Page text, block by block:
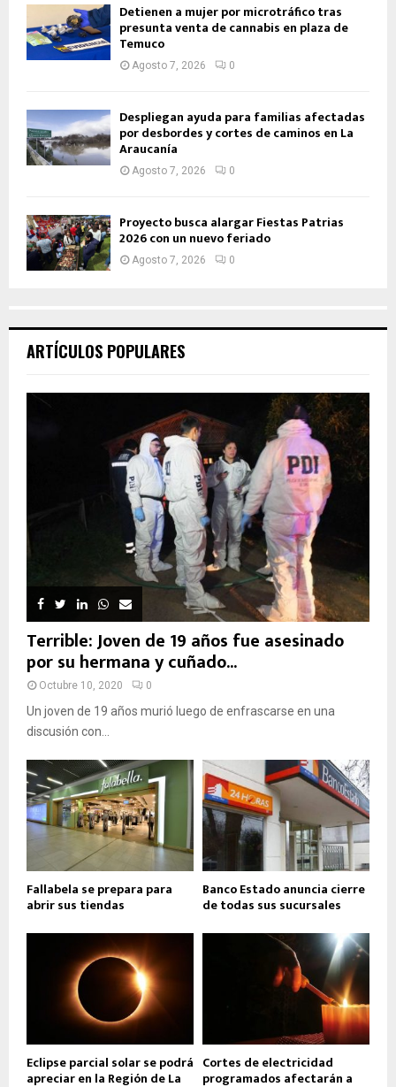
Detienen a mujer por microtráfico tras
presunta venta de cannabis en plaza de
Temuco
Agosto 7, 2026 0
Despliegan ayuda para familias afectadas
por desbordes y cortes de caminos en La
Araucanía
Agosto 7, 2026 0
Proyecto busca alargar Fiestas Patrias
2026 con un nuevo feriado
Agosto 7, 2026 0
ARTÍCULOS POPULARES
Terrible: Joven de 19 años fue asesinado
por su hermana y cuñado...
Octubre 10, 2020 0
Un joven de 19 años murió luego de enfrascarse en una
discusión con...
Fallabela se prepara para
abrir sus tiendas
Banco Estado anuncia cierre
de todas sus sucursales
Eclipse parcial solar se podrá
apreciar en la Región de La
Cortes de electricidad
programados afectarán a